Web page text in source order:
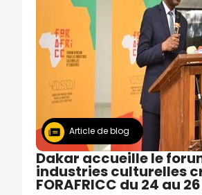
Article de blog
Dakar accueille le
industries culturelles
FORAFRICC du 24 au